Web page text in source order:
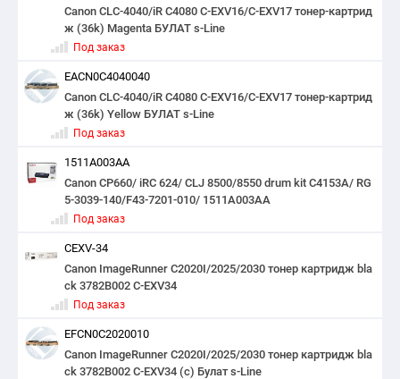
Canon CLC-4040/iR C4080 C-EXV16/C-EXV17 тонер-картрид
ж (36k) Magenta БУЛАТ s-Line
Под заказ
EACN0C4040040
Canon CLC-4040/iR C4080 C-EXV16/C-EXV17 тонер-картрид
ж (36k) Yellow БУЛАТ s-Line
Под заказ
1511A003AA
Canon CP660/ iRC 624/ CLJ 8500/8550 drum kit C4153A/ RG
5-3039-140/F43-7201-010/ 1511A003AA
Под заказ
CEXV-34
Canon ImageRunner C2020I/2025/2030 тонер картридж bla
ck 3782B002 C-EXV34
Под заказ
EFCN0C2020010
Canon ImageRunner C2020I/2025/2030 тонер картридж bla
ck 3782B002 C-EXV34 (с) Булат s-Line